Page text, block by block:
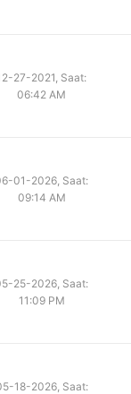
27-2021, Saat:
06:42 AM
01-2026, Saat:
09:14 AM
25-2026, Saat:
11:09 PM
18-2026, Saat: